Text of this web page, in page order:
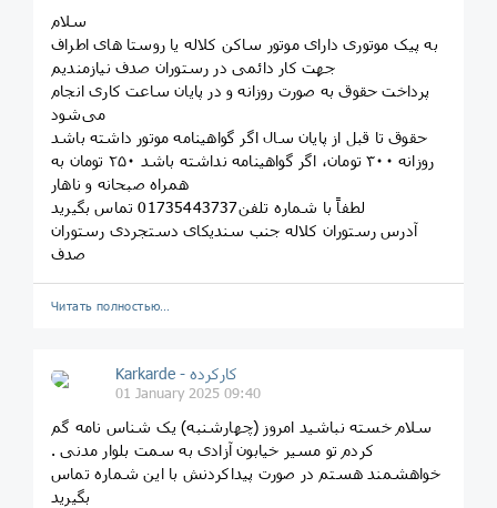
سلام
به پیک موتوری دارای موتور ساکن کلاله یا روستا های اطراف
جهت کار دائمی در رستوران صدف نیازمندیم
پرداخت حقوق به صورت روزانه و در پایان ساعت کاری انجام
می‌شود
حقوق تا قبل از پایان سال اگر گواهینامه موتور داشته باشد
روزانه ۳۰۰ تومان، اگر گواهینامه نداشته باشد ۲۵۰ تومان به
همراه صبحانه و ناهار
لطفاً با شماره تلفن01735443737 تماس بگیرید
آدرس رستوران کلاله جنب سندیکای دستجردی رستوران
صدف
Читать полностью…
Karkarde - کارکرده
01 January 2025 09:40
سلام خسته نباشید امروز (چهارشنبه) یک شناس نامه گم
کردم تو مسیر خیابون آزادی به سمت بلوار مدنی .
خواهشمند هستم در صورت پیداکردنش با این شماره تماس
بگیرید